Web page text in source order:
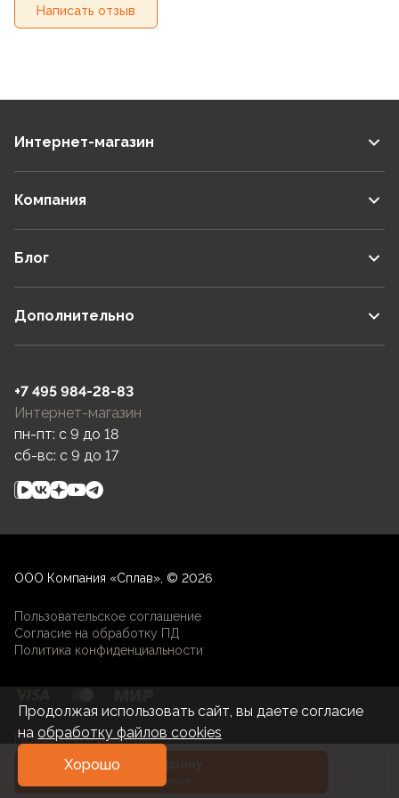
Onesize
Написать отзыв
Интернет-магазин
Компания
Блог
Дополнительно
+7 495 984-28-83
Интернет-магазин
пн-пт: c 9 до 18
сб-вс: c 9 до 17
ООО Компания «Сплав», © 2026
Пользовательское соглашение
Согласие на обработку ПД
Политика конфиденциальности
Разработка и развитие
Продолжая использовать сайт, вы даете согласие
на обработку файлов cookies
Хорошо